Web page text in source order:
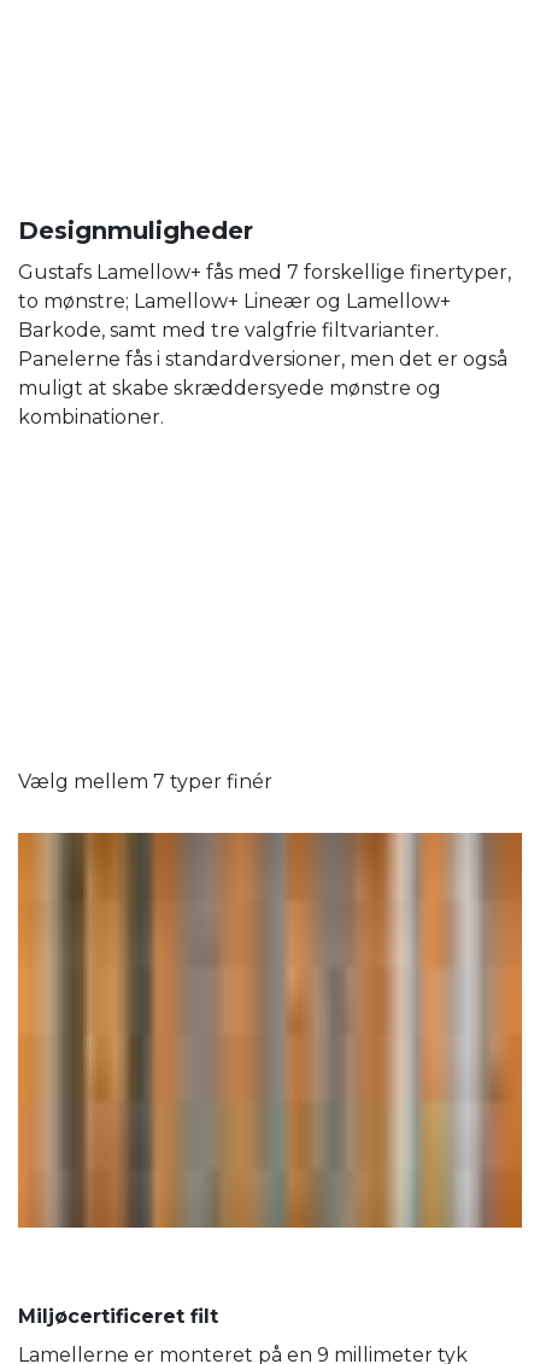
Designmuligheder
Gustafs Lamellow+ fås med 7 forskellige finertyper,
to mønstre; Lamellow+ Lineær og Lamellow+
Barkode, samt med tre valgfrie filtvarianter.
Panelerne fås i standardversioner, men det er også
muligt at skabe skræddersyede mønstre og
kombinationer.
Vælg mellem 7 typer finér
Miljøcertificeret filt
Lamellerne er monteret på en 9 millimeter tyk